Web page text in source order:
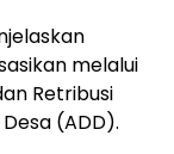
melalui
Retribusi
(ADD).